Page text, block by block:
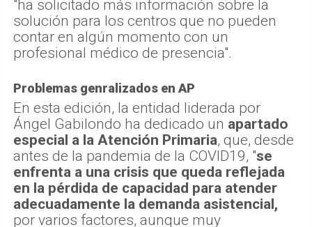
"ha solicitado más información sobre la
solución para los centros que no pueden
contar en algún momento con un
profesional médico de presencia".
Problemas genralizados en AP
En esta edición, la entidad liderada por
Ángel Gabilondo ha dedicado un apartado
especial a la Atención Primaria, que, desde
antes de la pandemia de la COVID19, "se
enfrenta a una crisis que queda reflejada
en la pérdida de capacidad para atender
adecuadamente la demanda asistencial,
por varios factores, aunque muy